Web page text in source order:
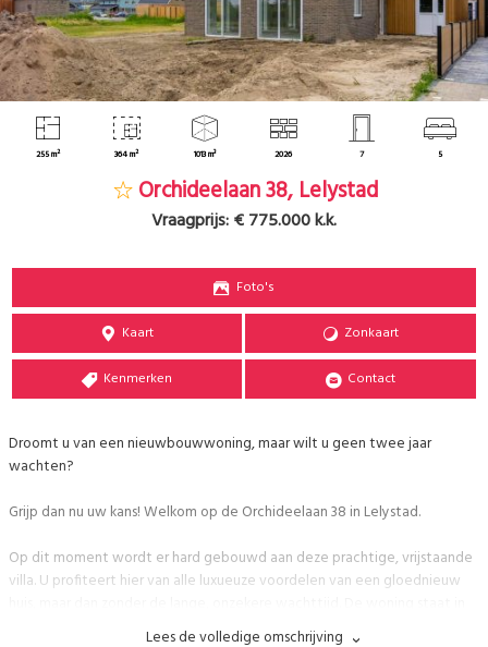
255 m² 364 m² 1013 m³ 2026 7 5
Orchideelaan 38, Lelystad
Vraagprijs:€ 775.000 k.k.
Foto's
Kaart Zonkaart
Kenmerken Contact
Droomt u van een nieuwbouwwoning, maar wilt u geen twee jaar
wachten?
Grijp dan nu uw kans! Welkom op de Orchideelaan 38 in Lelystad.
Op dit moment wordt er hard gebouwd aan deze prachtige, vrijstaande
villa. U profiteert hier van alle luxueuze voordelen van een gloednieuw
de geliefde en groene woonwijk 'Warande' op een mooi perceel van
Lees de volledige omschrijving